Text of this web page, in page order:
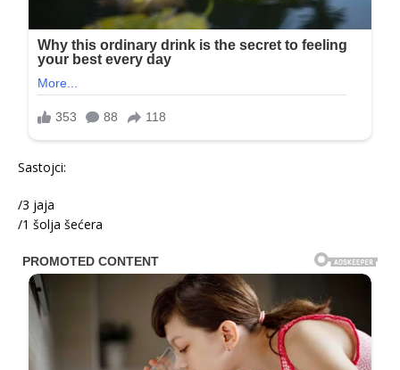
Sastojci:
/3 jaja
/1 šolja šećera